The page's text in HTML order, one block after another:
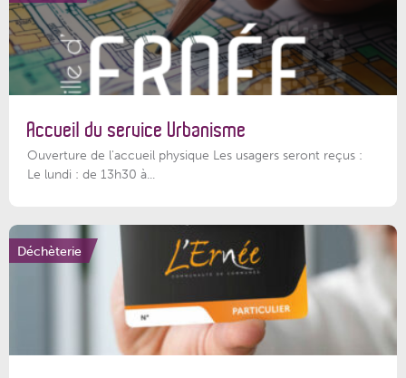
Accueil du service Urbanisme
Ouverture de l'accueil physique Les usagers seront reçus :
Le lundi : de 13h30 à...
Déchèterie